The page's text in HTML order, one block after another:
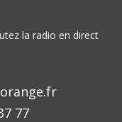
la radio en direct
77